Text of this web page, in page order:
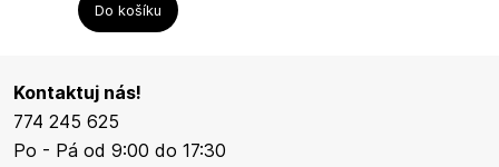
Do košíku
Kontaktuj nás!
774 245 625
Po - Pá od 9:00 do 17:30